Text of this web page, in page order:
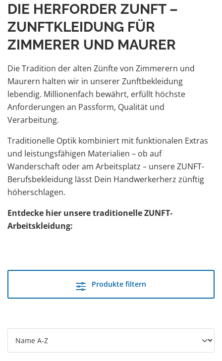
DIE HERFORDER ZUNFT –
ZUNFTKLEIDUNG FÜR
ZIMMERER UND MAURER
Die Tradition der alten Zünfte von Zimmerern und
Maurern halten wir in unserer Zunftbekleidung
lebendig. Millionenfach bewährt, erfüllt höchste
Anforderungen an Passform, Qualität und
Verarbeitung.
Traditionelle Optik kombiniert mit funktionalen Extras
und leistungsfähigen Materialien – ob auf
Wanderschaft oder am Arbeitsplatz – unsere ZUNFT-
Berufsbekleidung lässt Dein Handwerkerherz zünftig
höherschlagen.
Entdecke hier unsere traditionelle ZUNFT-
Arbeitskleidung:
Produkte filtern